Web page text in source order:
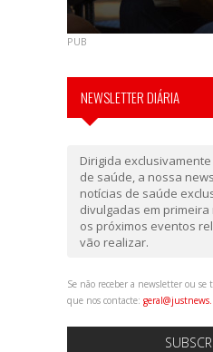
PUB
NEWSLETTER DIÁRIA
Dirigida
de saúde, a nossa
notícias de saúde
divulgadas em primeira
os próximos eventos
vão realizar.
Se não receber a newsletter ou se
que nos contacte: